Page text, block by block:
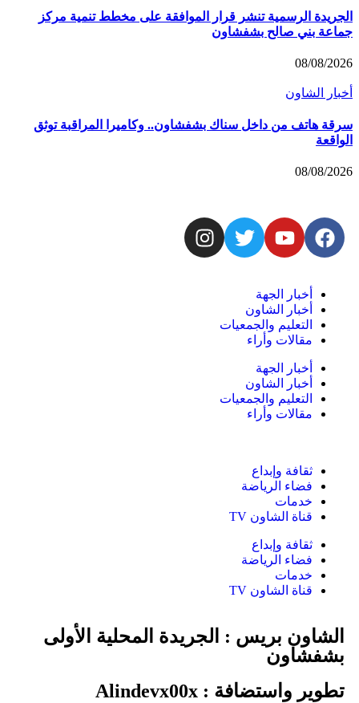
الجريدة الرسمية تنشر قرار الموافقة على مخطط تنمية مركز
جماعة بني صالح بشفشاون
08/08/2026
أخبار الشاون
سرقة هاتف من داخل سناك بشفشاون.. وكاميرا المراقبة توثق
الواقعة
08/08/2026
أخبار الجهة
أخبار الشاون
التعليم والجمعيات
مقالات وأراء
أخبار الجهة
أخبار الشاون
التعليم والجمعيات
مقالات وأراء
ثقافة وإبداع
فضاء الرياضة
خدمات
قناة الشاون TV
ثقافة وإبداع
فضاء الرياضة
خدمات
قناة الشاون TV
الشاون بريس : الجريدة المحلية الأولى
بشفشاون
تطوير واستضافة : Alindevx00x